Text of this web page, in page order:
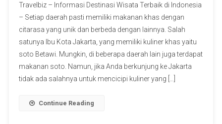
Travelbiz – Informasi Destinasi Wisata Terbaik di Indonesia
– Setiap daerah pasti memiliki makanan khas dengan
citarasa yang unik dan berbeda dengan lainnya. Salah
satunya Ibu Kota Jakarta, yang memiliki kuliner khas yaitu
soto Betawi. Mungkin, di beberapa daerah lain juga terdapat
makanan soto. Namun, jika Anda berkunjung ke Jakarta
tidak ada salahnya untuk mencicipi kuliner yang […]
Continue Reading